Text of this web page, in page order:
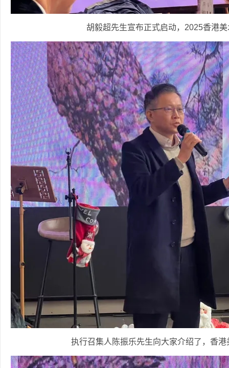
胡毅超先生宣布正式启动，2025香港
执行召集人陈振乐先生向大家介绍了，香